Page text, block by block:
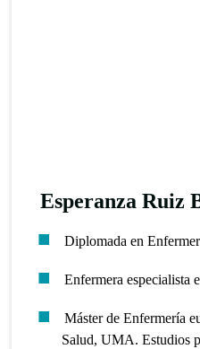
Esperanza Ruiz
Diplomada en
Enfermera especialista
Máster de Enfermería
Salud, UMA. Estudios